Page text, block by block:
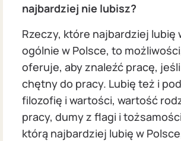
najbardziej nie lubisz?
Rzeczy, które najbardziej lubię
ogólnie w Polsce, to
oferuje, aby znaleźć pracę,
chętny do pracy. Lubię też i
filozofię i wartości, wartość
pracy, dumy z flagi i
którą najbardziej lubię w